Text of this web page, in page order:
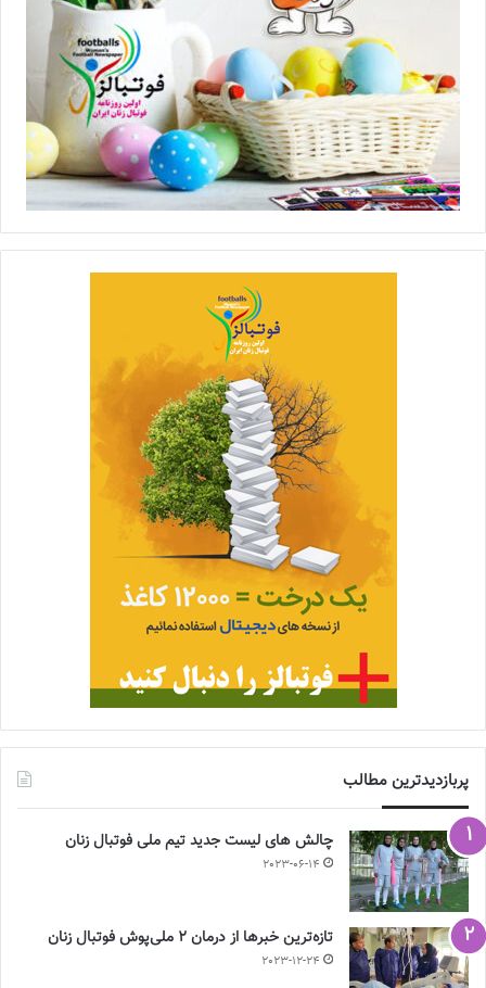
پربازدیدترین مطالب
چالش هاى ليست جدید تيم ملى فوتبال زنان
2023-06-14
تازه‌ترین خبرها از درمان ۲ ملی‌پوش فوتبال زنان
2023-12-24